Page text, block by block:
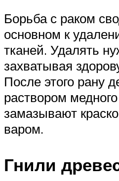
Борьба с раком
основном к
тканей. Удалять
захватывая
После этого рану
раствором
замазывают
варом.
Гнили